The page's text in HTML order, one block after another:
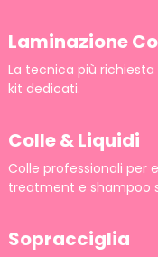
Laminazione
La tecnica più
kit dedicati.
Colle & Liquidi
Colle professionali per
treatment e shampoo
Sopracciglia